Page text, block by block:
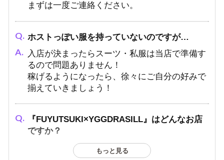
まずは一度ご連絡ください。
ホストっぽい服を持っていないのですが…
入店が決まったらスーツ・私服は当店で準備す
るので問題ありません！
稼げるようになったら、徐々にご自分の好みで
揃えていきましょう！
『FUYUTSUKI×YGGDRASILL』はどんなお店
ですか？
本当は皆挑戦したくて、夜の世界に飛び込んだ
もっと見る